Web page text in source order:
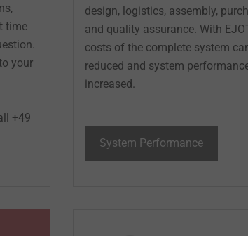
time
your
+49
design, logistics, assembly,
and quality assurance. With
costs of the complete system
reduced and system
increased.
System Performance